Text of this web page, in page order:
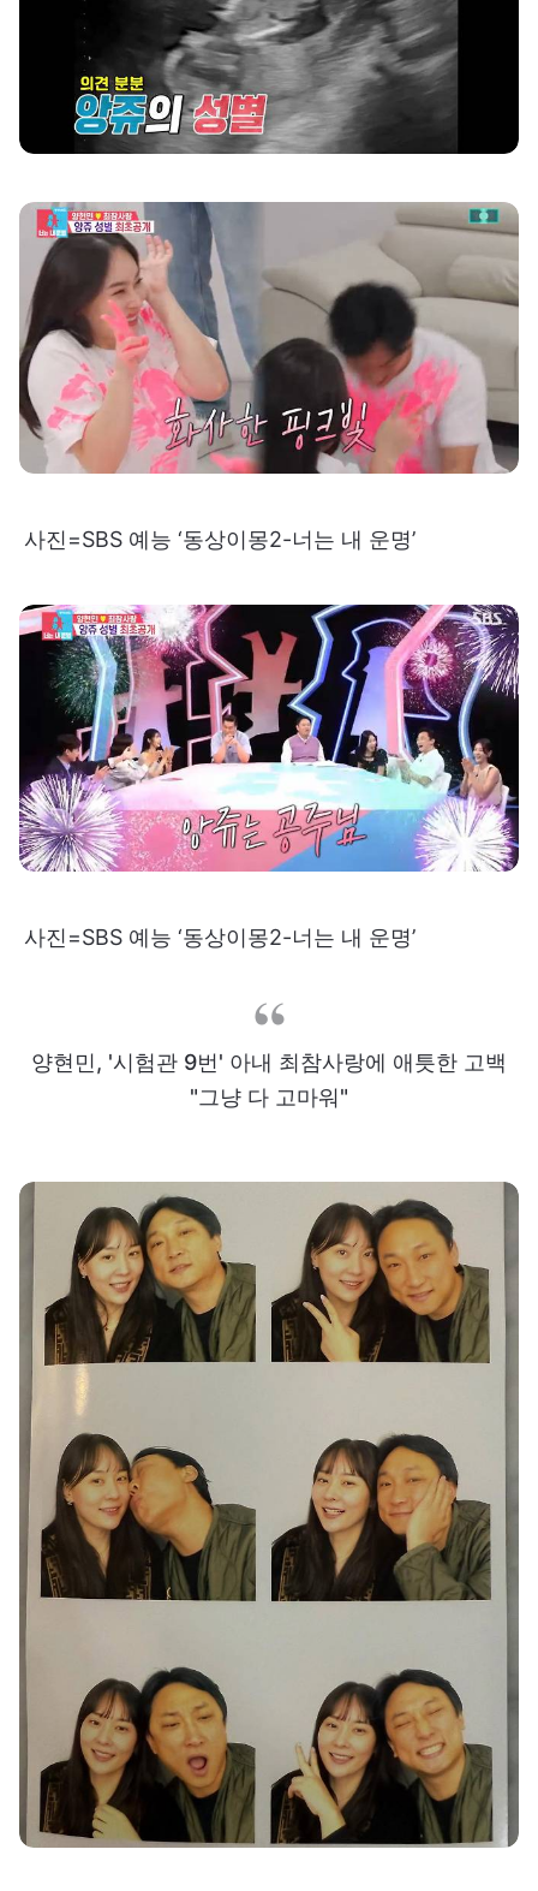
사진=SBS 예능 ‘동상이몽2-너는 내 운명’
사진=SBS 예능 ‘동상이몽2-너는 내 운명’
양현민, '시험관 9번' 아내 최참사랑에 애틋한 고백
"그냥 다 고마워"